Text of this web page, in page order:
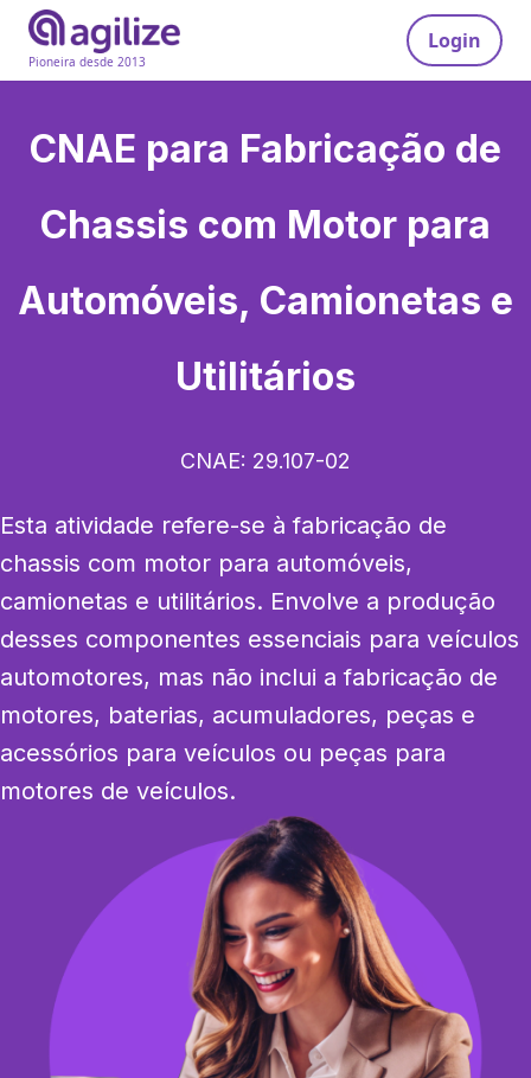
Pioneira desde 2013
Login
CNAE para Fabricação de
Chassis com Motor para
Automóveis, Camionetas e
Utilitários
CNAE: 29.107-02
Esta atividade refere-se à fabricação de
chassis com motor para automóveis,
camionetas e utilitários. Envolve a produção
desses componentes essenciais para veículos
automotores, mas não inclui a fabricação de
motores, baterias, acumuladores, peças e
acessórios para veículos ou peças para
motores de veículos.